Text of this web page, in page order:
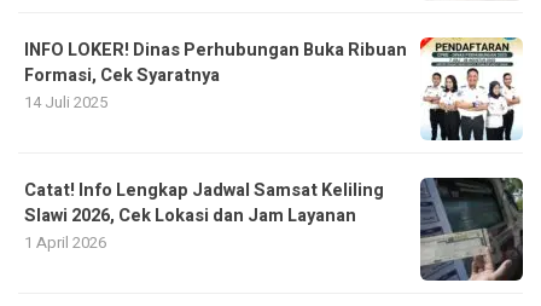
INFO LOKER! Dinas Perhubungan Buka Ribuan
Formasi, Cek Syaratnya
14 Juli 2025
Catat! Info Lengkap Jadwal Samsat Keliling
Slawi 2026, Cek Lokasi dan Jam Layanan
1 April 2026